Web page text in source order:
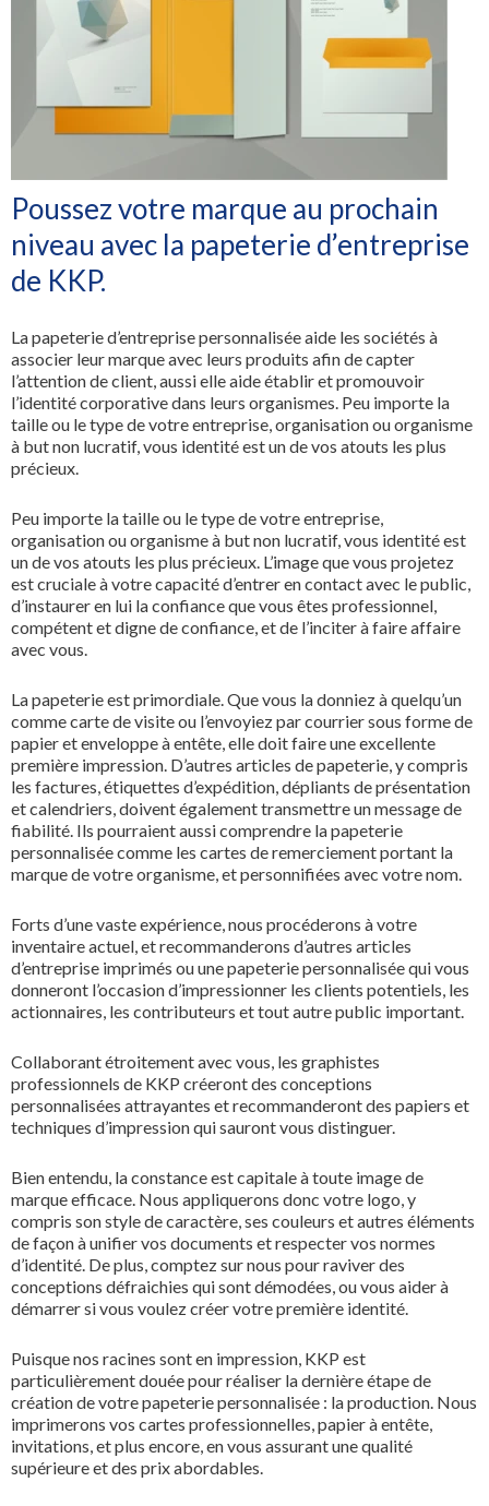
Tous les services
Poussez votre marque au prochain
niveau avec la papeterie d’entreprise
de KKP.
La papeterie d’entreprise personnalisée aide les sociétés à
associer leur marque avec leurs produits afin de capter
l’attention de client, aussi elle aide établir et promouvoir
l’identité corporative dans leurs organismes. Peu importe la
taille ou le type de votre entreprise, organisation ou organisme
à but non lucratif, vous identité est un de vos atouts les plus
précieux.
Peu importe la taille ou le type de votre entreprise,
organisation ou organisme à but non lucratif, vous identité est
un de vos atouts les plus précieux. L’image que vous projetez
est cruciale à votre capacité d’entrer en contact avec le public,
d’instaurer en lui la confiance que vous êtes professionnel,
compétent et digne de confiance, et de l’inciter à faire affaire
avec vous.
La papeterie est primordiale. Que vous la donniez à quelqu’un
comme carte de visite ou l’envoyiez par courrier sous forme de
papier et enveloppe à entête, elle doit faire une excellente
première impression. D’autres articles de papeterie, y compris
les factures, étiquettes d’expédition, dépliants de présentation
et calendriers, doivent également transmettre un message de
fiabilité. Ils pourraient aussi comprendre la papeterie
personnalisée comme les cartes de remerciement portant la
marque de votre organisme, et personnifiées avec votre nom.
Forts d’une vaste expérience, nous procéderons à votre
inventaire actuel, et recommanderons d’autres articles
d’entreprise imprimés ou une papeterie personnalisée qui vous
donneront l’occasion d’impressionner les clients potentiels, les
actionnaires, les contributeurs et tout autre public important.
Collaborant étroitement avec vous, les graphistes
professionnels de KKP créeront des conceptions
personnalisées attrayantes et recommanderont des papiers et
techniques d’impression qui sauront vous distinguer.
Bien entendu, la constance est capitale à toute image de
marque efficace. Nous appliquerons donc votre logo, y
compris son style de caractère, ses couleurs et autres éléments
de façon à unifier vos documents et respecter vos normes
d’identité. De plus, comptez sur nous pour raviver des
conceptions défraichies qui sont démodées, ou vous aider à
démarrer si vous voulez créer votre première identité.
Puisque nos racines sont en impression, KKP est
particulièrement douée pour réaliser la dernière étape de
création de votre papeterie personnalisée : la production. Nous
imprimerons vos cartes professionnelles, papier à entête,
invitations, et plus encore, en vous assurant une qualité
supérieure et des prix abordables.